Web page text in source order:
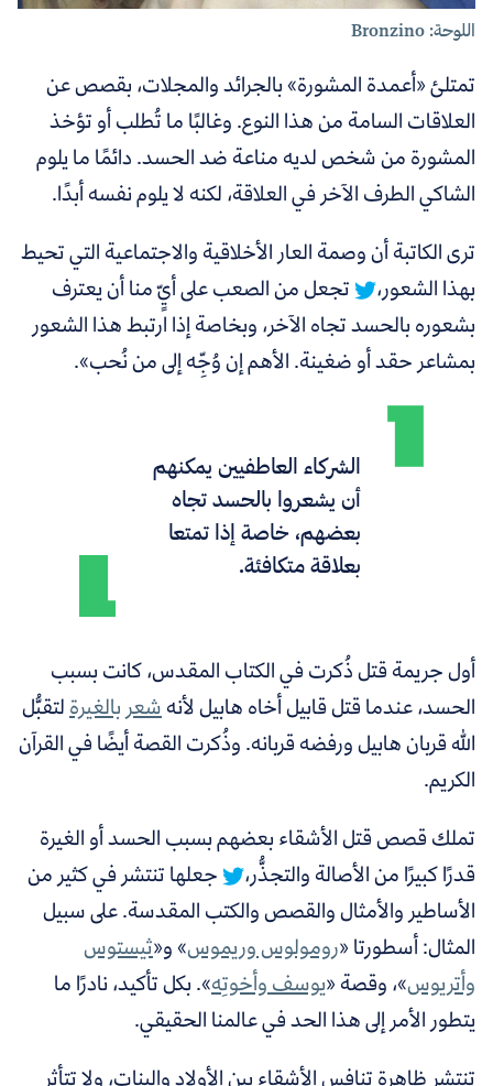
اللوحة: Bronzino
تمتلئ «أعمدة المشورة» بالجرائد والمجلات، بقصص عن
العلاقات السامة من هذا النوع. وغالبًا ما تُطلب أو تؤخذ
المشورة من شخص لديه مناعة ضد الحسد. دائمًا ما يلوم
الشاكي الطرف الآخر في العلاقة، لكنه لا يلوم نفسه أبدًا.
ترى الكاتبة أن وصمة العار الأخلاقية والاجتماعية التي تحيط
بهذا الشعور،
تجعل من الصعب على أيٍّ منا أن يعترف
بشعوره بالحسد تجاه الآخر، وبخاصة إذا ارتبط هذا الشعور
بمشاعر حقد أو ضغينة. الأهم إن وُجِّه إلى من نُحب».
الشركاء العاطفيين يمكنهم
أن يشعروا بالحسد تجاه
بعضهم، خاصة إذا تمتعا
بعلاقة متكافئة.
أول جريمة قتل ذُكرت في الكتاب المقدس، كانت بسبب
الحسد، عندما قتل قابيل أخاه هابيل لأنهشعر بالغيرةلتقبُّل
الله قربان هابيل ورفضه قربانه. وذُكرت القصة أيضًا في القرآن
الكريم.
تملك قصص قتل الأشقاء بعضهم بسبب الحسد أو الغيرة
قدرًا كبيرًا من الأصالة والتجذُّر،
جعلها تنتشر في كثير من
الأساطير والأمثال والقصص والكتب المقدسة. على سبيل
المثال: أسطورتا «رومولوس وريموس» و«ثيستوس
وأتريوس»، وقصة «يوسف وأخوتِه». بكل تأكيد، نادرًا ما
يتطور الأمر إلى هذا الحد في عالمنا الحقيقي.
تنتشر ظاهرة تنافس الأشقاء بين الأولاد والبنات، ولا تتأثر